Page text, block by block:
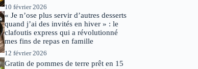
10 février 2026
« Je n’ose plus servir d’autres desserts
quand j’ai des invités en hiver » : le
clafoutis express qui a révolutionné
mes fins de repas en famille
12 février 2026
Gratin de pommes de terre prêt en 15